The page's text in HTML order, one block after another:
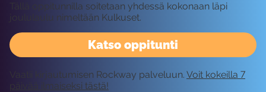
Katso oppitunti
Tällä oppitunnilla soitetaan yhdessä kokonaan läpi
joululaulu nimeltään Kulkuset.
Vaatii kirjautumisen Rockway palveluun. Voit kokeilla 7
päivää ilmaiseksi tästä!